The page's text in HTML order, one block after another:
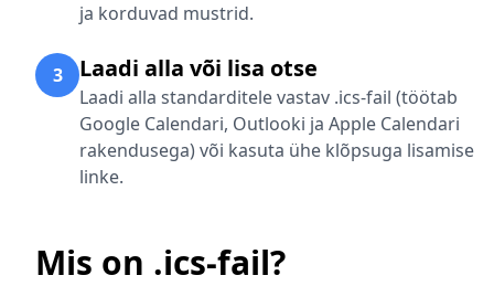
ja korduvad mustrid.
3 Laadi alla või lisa otse
Laadi alla standarditele vastav .ics-fail (töötab
Google Calendari, Outlooki ja Apple Calendari
rakendusega) või kasuta ühe klõpsuga lisamise
linke.
Mis on .ics-fail?